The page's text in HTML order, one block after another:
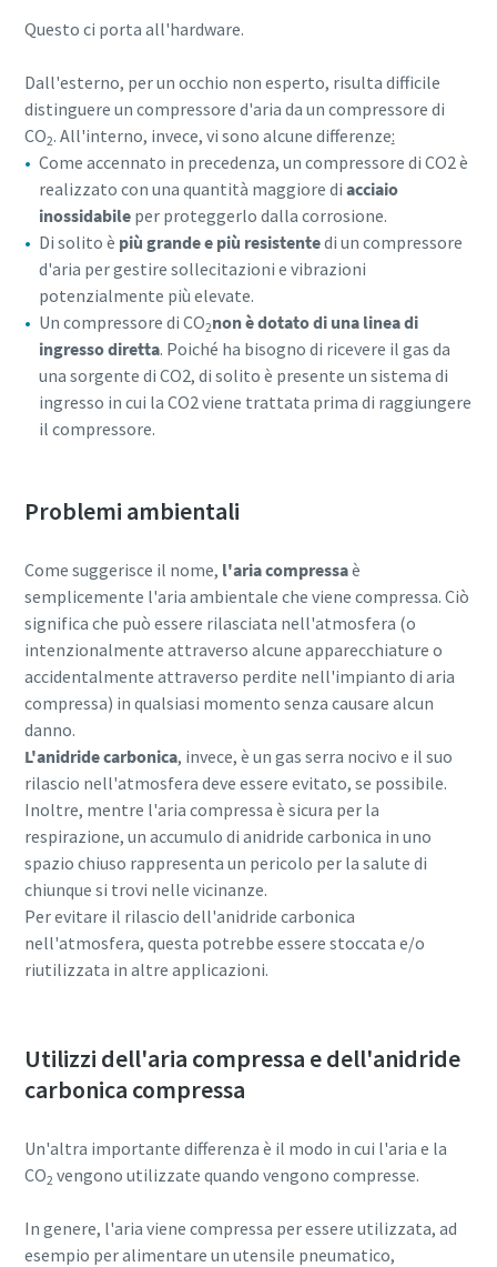
Questo ci porta all'hardware.
Dall'esterno, per un occhio non esperto, risulta difficile
distinguere un compressore d'aria da un compressore di
CO2. All'interno, invece, vi sono alcune differenze:
Come accennato in precedenza, un compressore di CO2 è
realizzato con una quantità maggiore diacciaio
inossidabile per proteggerlo dalla corrosione.
Di solito è più grande e più resistentedi un compressore
d'aria per gestire sollecitazioni e vibrazioni
potenzialmente più elevate.
Un compressore di CO2non è dotato di una linea di
ingresso diretta. Poiché ha bisogno di ricevere il gas da
una sorgente di CO2, di solito è presente un sistema di
ingresso in cui la CO2 viene trattata prima di raggiungere
il compressore.
Problemi ambientali
Come suggerisce il nome, l'aria compressaè
semplicemente l'aria ambientale che viene compressa. Ciò
significa che può essere rilasciata nell'atmosfera (o
intenzionalmente attraverso alcune apparecchiature o
accidentalmente attraverso perdite nell'impianto di aria
compressa) in qualsiasi momento senza causare alcun
danno.
L'anidride carbonica, invece, è un gas serra nocivo e il suo
rilascio nell'atmosfera deve essere evitato, se possibile.
Inoltre, mentre l'aria compressa è sicura per la
respirazione, un accumulo di anidride carbonica in uno
spazio chiuso rappresenta un pericolo per la salute di
chiunque si trovi nelle vicinanze.
Per evitare il rilascio dell'anidride carbonica
nell'atmosfera, questa potrebbe essere stoccata e/o
riutilizzata in altre applicazioni.
Utilizzi dell'aria compressa e dell'anidride
carbonica compressa
Un'altra importante differenza è il modo in cui l'aria e la
CO2 vengono utilizzate quando vengono compresse.
In genere, l'aria viene compressa per essere utilizzata, ad
esempio per alimentare un utensile pneumatico,